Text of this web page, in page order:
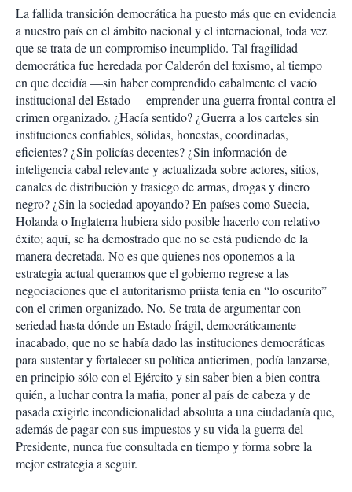
a
r
t
i
r
La fallida transición democrática ha puesto más que en evidencia
a nuestro país en el ámbito nacional y el internacional, toda vez
que se trata de un compromiso incumplido. Tal fragilidad
democrática fue heredada por Calderón del foxismo, al tiempo
en que decidía —sin haber comprendido cabalmente el vacío
institucional del Estado— emprender una guerra frontal contra el
crimen organizado. ¿Hacía sentido? ¿Guerra a los carteles sin
instituciones confiables, sólidas, honestas, coordinadas,
eficientes? ¿Sin policías decentes? ¿Sin información de
inteligencia cabal relevante y actualizada sobre actores, sitios,
canales de distribución y trasiego de armas, drogas y dinero
negro? ¿Sin la sociedad apoyando? En países como Suecia,
Holanda o Inglaterra hubiera sido posible hacerlo con relativo
éxito; aquí, se ha demostrado que no se está pudiendo de la
manera decretada. No es que quienes nos oponemos a la
estrategia actual queramos que el gobierno regrese a las
negociaciones que el autoritarismo priista tenía en “lo oscurito”
con el crimen organizado. No. Se trata de argumentar con
seriedad hasta dónde un Estado frágil, democráticamente
inacabado, que no se había dado las instituciones democráticas
para sustentar y fortalecer su política anticrimen, podía lanzarse,
en principio sólo con el Ejército y sin saber bien a bien contra
quién, a luchar contra la mafia, poner al país de cabeza y de
pasada exigirle incondicionalidad absoluta a una ciudadanía que,
además de pagar con sus impuestos y su vida la guerra del
Presidente, nunca fue consultada en tiempo y forma sobre la
mejor estrategia a seguir.